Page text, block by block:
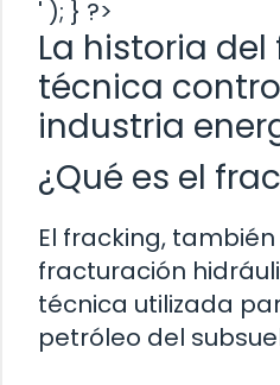
' ); } ?>
La historia
técnica
industria
¿Qué es el
El fracking,
fracturación
técnica utilizada
petróleo del